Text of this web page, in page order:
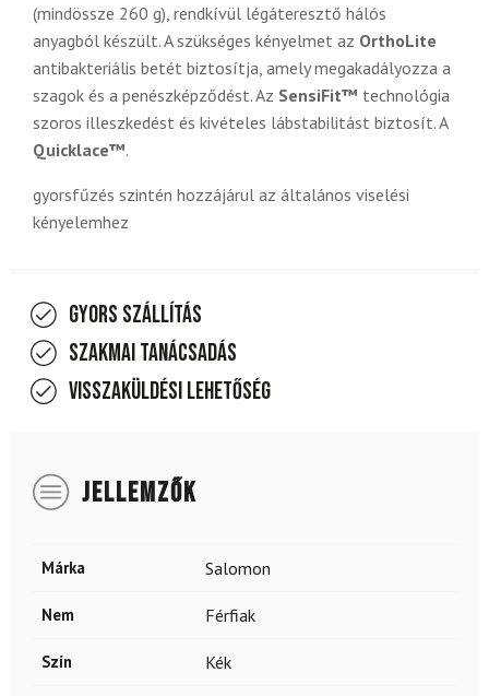
(mindössze 260 g), rendkívül légáteresztő hálós
anyagból készült. A szükséges kényelmet az OrthoLite
antibakteriális betét biztosítja, amely megakadályozza a
szagok és a penészképződést. Az SensiFit™ technológia
szoros illeszkedést és kivételes lábstabilitást biztosít. A
Quicklace™.
gyorsfűzés szintén hozzájárul az általános viselési
kényelemhez
Gyors szállítás
Szakmai tanácsadás
Visszaküldési lehetőség
JELLEMZŐK
Márka Salomon
Nem Férfiak
Szín Kék